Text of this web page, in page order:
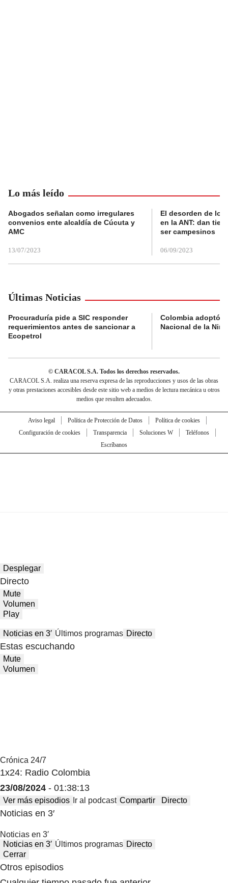
Lo más leído
Abogados señalan como irregulares
convenios ente alcaldía de Cúcuta y
AMC
13/07/2023
El desorden de
en la ANT: dan
ser campesinos
06/09/2023
Últimas Noticias
Procuraduría pide a SIC responder
requerimientos antes de sancionar a
Ecopetrol
Colombia adoptó
Nacional de la
© CARACOL S.A. Todos los derechos reservados.
CARACOL S.A. realiza una reserva expresa de las reproducciones y usos de las obras
y otras prestaciones accesibles desde este sitio web a medios de lectura mecánica u otros
medios que resulten adecuados.
Aviso legal Política de Protección de Datos
Política de cookies
Configuración de cookies
Transparencia Soluciones W
Teléfonos
Escríbanos
Desplegar
Directo
Mute
Volumen
Play
Noticias en 3′ Últimos programas Directo
Estas escuchando
Mute
Volumen
Crónica 24/7
1x24: Radio Colombia
23/08/2024 - 01:38:13
Ver más episodios Ir al podcast Compartir Directo
Noticias en 3′
Noticias en 3′
Noticias en 3′ Últimos programas Directo
Cerrar
Otros episodios